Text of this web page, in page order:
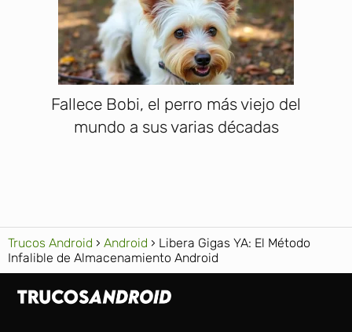
Fallece Bobi, el perro más viejo del
mundo a sus varias décadas
Trucos Android Android
Libera Gigas YA: El Método
Infalible de Almacenamiento Android